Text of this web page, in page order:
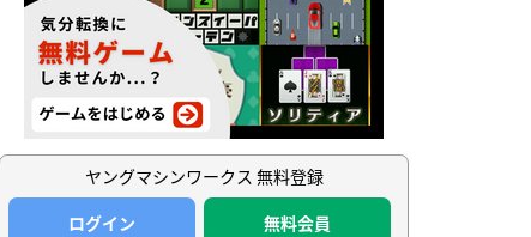
ヤングマシンワークス 無料登録
ログイン
無料会員